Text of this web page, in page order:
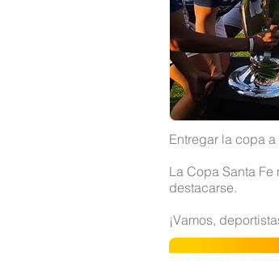
Entregar la copa
La Copa Santa
destacarse.
¡Vamos,